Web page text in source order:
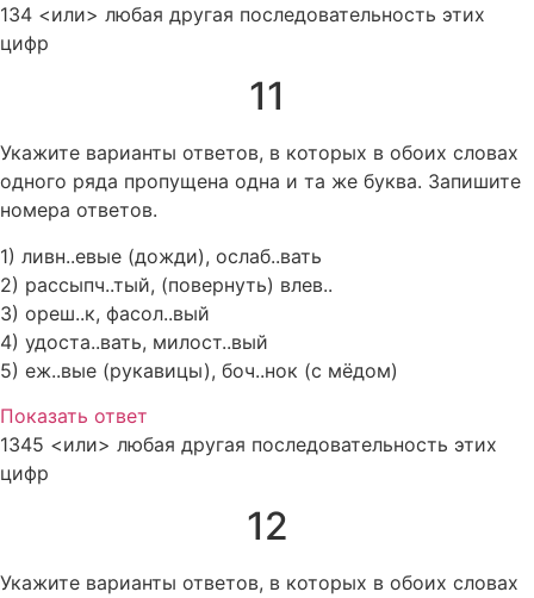
134 <или> любая другая последовательность этих
цифр
11
Укажите варианты ответов, в которых в обоих словах
одного ряда пропущена одна и та же буква. Запишите
номера ответов.
1) ливн..евые (дожди), ослаб..вать
2) рассыпч..тый, (повернуть) влев..
3) ореш..к, фасол..вый
4) удоста..вать, милост..вый
5) еж..вые (рукавицы), боч..нок (с мёдом)
Показать ответ
1345 <или> любая другая последовательность этих
цифр
12
Укажите варианты ответов, в которых в обоих словах